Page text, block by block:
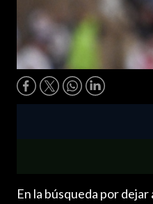
En la búsqueda por